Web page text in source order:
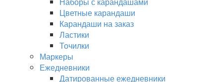
Цветные карандаши
Карандаши на заказ
Ластики
Точилки
Маркеры
Ежедневники
Датированные ежедневники